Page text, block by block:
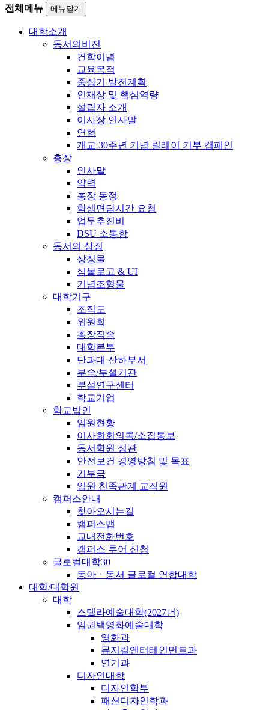
전체메뉴 메뉴닫기
대학소개
동서의비전
건학이념
교육목적
중장기 발전계획
인재상 및 핵심역량
설립자 소개
이사장 인사말
연혁
개교 30주년 기념 릴레이 기부 캠페인
총장
인사말
약력
총장 동정
학생면담시간 요청
업무추진비
DSU 소통함
동서의 상징
상징물
심볼로고 & UI
기념조형물
대학기구
조직도
위원회
총장직속
대학본부
단과대 산하부서
부속/부설기관
부설연구센터
학교기업
학교법인
임원현황
이사회회의록/소집통보
동서학원 정관
안전보건 경영방침 및 목표
기부금
임원 친족관계 교직원
캠퍼스안내
찾아오시는길
캠퍼스맵
교내전화번호
캠퍼스 투어 신청
글로컬대학30
동아ㆍ동서 글로컬 연합대학
대학/대학원
대학
스텔라예술대학(2027년)
임권택영화예술대학
영화과
뮤지컬엔터테인먼트과
연기과
디자인대학
디자인학부
패션디자인학과